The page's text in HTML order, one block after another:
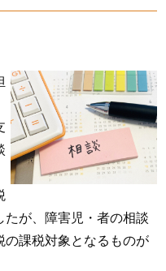
が、障害児・者の相談
の課税対象となるものが